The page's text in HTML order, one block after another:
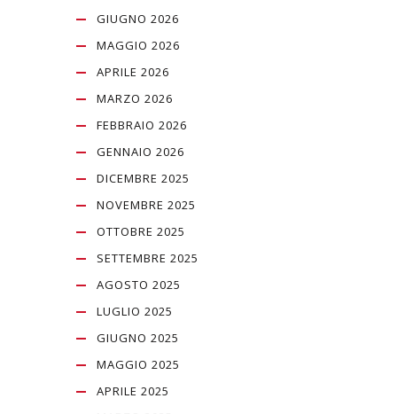
GIUGNO 2026
MAGGIO 2026
APRILE 2026
MARZO 2026
FEBBRAIO 2026
GENNAIO 2026
DICEMBRE 2025
NOVEMBRE 2025
OTTOBRE 2025
SETTEMBRE 2025
AGOSTO 2025
LUGLIO 2025
GIUGNO 2025
MAGGIO 2025
APRILE 2025